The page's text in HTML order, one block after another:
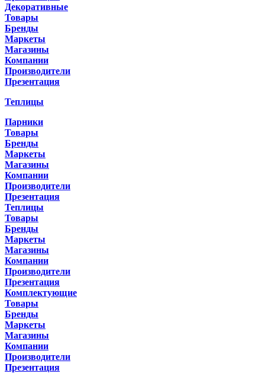
Декоративные
Товары
Бренды
Маркеты
Магазины
Компании
Производители
Презентация
Теплицы
Парники
Товары
Бренды
Маркеты
Магазины
Компании
Производители
Презентация
Теплицы
Товары
Бренды
Маркеты
Магазины
Компании
Производители
Презентация
Комплектующие
Товары
Бренды
Маркеты
Магазины
Компании
Производители
Презентация